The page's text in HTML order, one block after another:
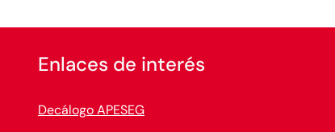
Enlaces de interés
Decálogo APESEG